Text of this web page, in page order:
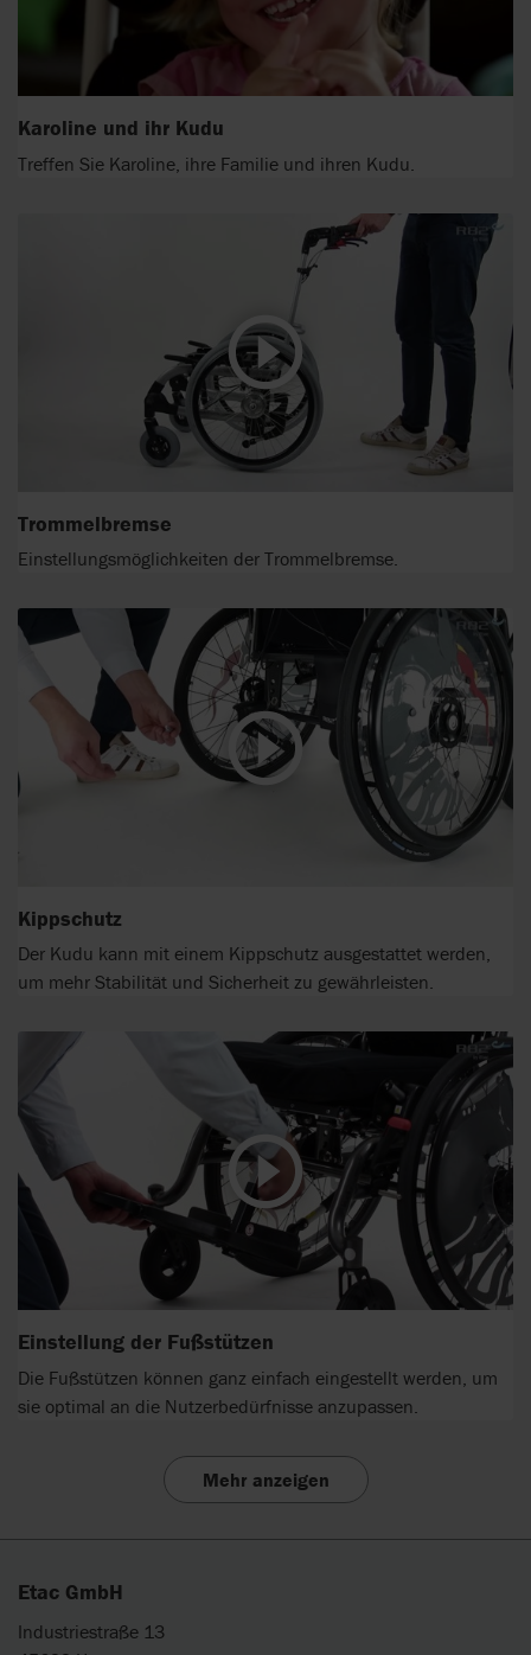
Karoline und ihr Kudu
Treffen Sie Karoline, ihre Familie und ihren Kudu.
Trommelbremse
Einstellungsmöglichkeiten der Trommelbremse.
Kippschutz
Der Kudu kann mit einem Kippschutz ausgestattet werden,
um mehr Stabilität und Sicherheit zu gewährleisten.
Einstellung der Fußstützen
Die Fußstützen können ganz einfach eingestellt werden, um
sie optimal an die Nutzerbedürfnisse anzupassen.
Mehr anzeigen
Etac GmbH
Industriestraße 13